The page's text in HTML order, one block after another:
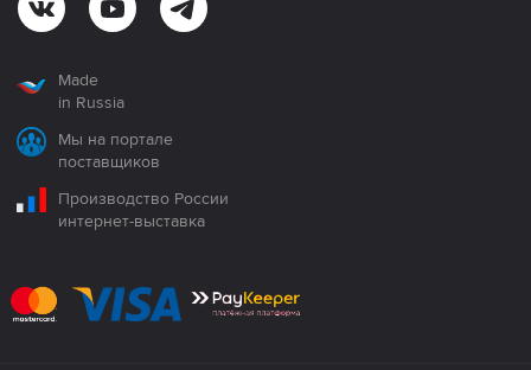
Made
in Russia
Мы на портале
поставщиков
Производство России
интернет-выставка